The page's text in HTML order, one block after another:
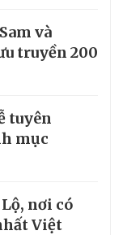
và
truyền 200
tuyên
mục
nơi có
Việt